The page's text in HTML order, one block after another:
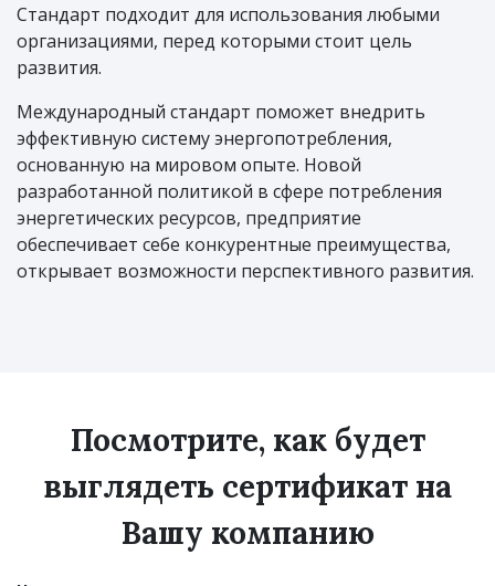
Стандарт подходит для использования любыми
организациями, перед которыми стоит цель
развития.
Международный стандарт поможет внедрить
эффективную систему энергопотребления,
основанную на мировом опыте. Новой
разработанной политикой в сфере потребления
энергетических ресурсов, предприятие
обеспечивает себе конкурентные преимущества,
открывает возможности перспективного развития.
Посмотрите, как будет
выглядеть сертификат на
Вашу компанию